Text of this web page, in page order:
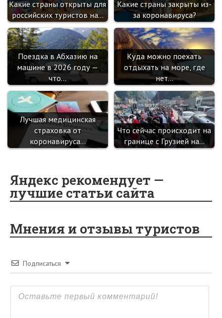
Какие страны открыты для
российских туристов на…
Какие страны закрыты из-
за коронавируса?
Поездка в Абхазию на
машине в 2026 году —
что…
Куда можно поехать
отдыхать на море, где
нет…
Лучшая медицинская
страховка от
коронавируса…
Что сейчас происходит на
границе с Грузией на…
Яндекс рекомендует —
лучшие статьи сайта
Мнения и отзывы туристов
Подписаться